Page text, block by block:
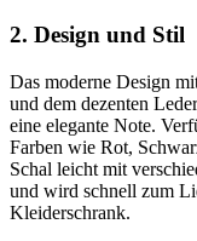
2. Design und Stil
Das moderne Design
und dem dezenten
eine elegante Note.
Farben wie Rot,
Schal leicht mit
und wird schnell zum
Kleiderschrank.